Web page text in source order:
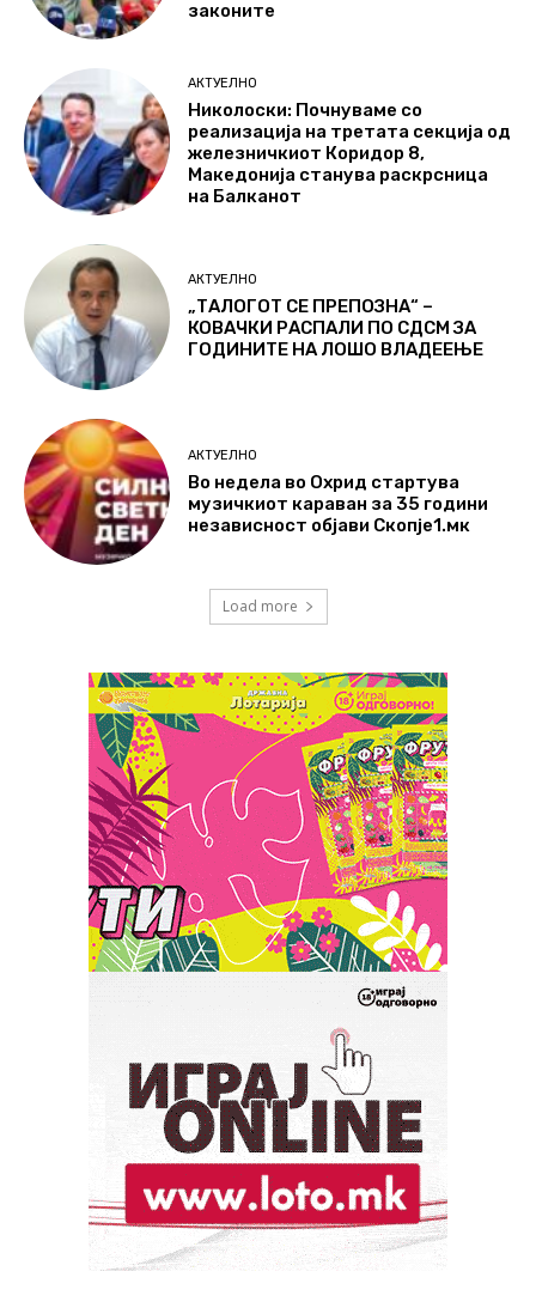
законите
АКТУЕЛНО
Николоски: Почнуваме со
реализација на третата секција од
железничкиот Коридор 8,
Македонија станува раскрсница
на Балканот
АКТУЕЛНО
„ТАЛОГОТ СЕ ПРЕПОЗНА“ –
КОВАЧКИ РАСПАЛИ ПО СДСМ ЗА
ГОДИНИТЕ НА ЛОШО ВЛАДЕЕЊЕ
АКТУЕЛНО
Во недела во Охрид стартува
музичкиот караван за 35 години
независност објави Скопје1.мк
Load more